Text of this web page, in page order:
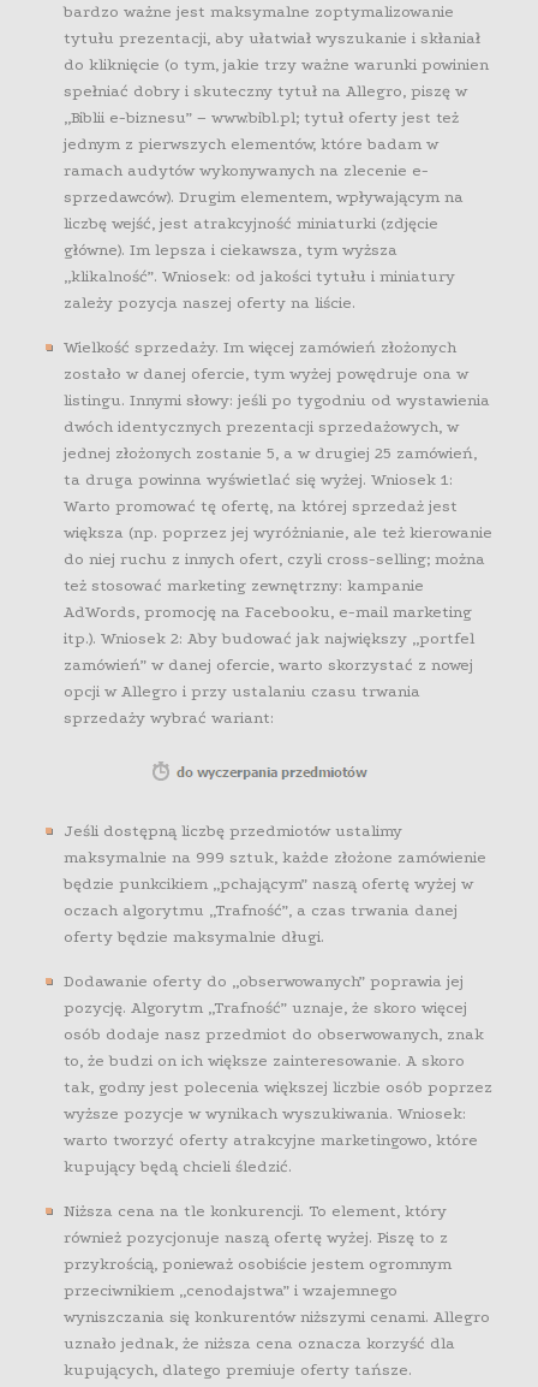
bardzo ważne jest maksymalne zoptymalizowanie
tytułu prezentacji, aby ułatwiał wyszukanie i skłaniał
do kliknięcie (o tym, jakie trzy ważne warunki powinien
spełniać dobry i skuteczny tytuł na Allegro, piszę w
„Biblii e-biznesu” – www.bibl.pl; tytuł oferty jest też
jednym z pierwszych elementów, które badam w
ramach audytów wykonywanych na zlecenie e-
sprzedawców). Drugim elementem, wpływającym na
liczbę wejść, jest atrakcyjność miniaturki (zdjęcie
główne). Im lepsza i ciekawsza, tym wyższa
„klikalność”. Wniosek: od jakości tytułu i miniatury
zależy pozycja naszej oferty na liście.
Wielkość sprzedaży. Im więcej zamówień złożonych
zostało w danej ofercie, tym wyżej powędruje ona w
listingu. Innymi słowy: jeśli po tygodniu od wystawienia
dwóch identycznych prezentacji sprzedażowych, w
jednej złożonych zostanie 5, a w drugiej 25 zamówień,
ta druga powinna wyświetlać się wyżej. Wniosek 1:
Warto promować tę ofertę, na której sprzedaż jest
większa (np. poprzez jej wyróżnianie, ale też kierowanie
do niej ruchu z innych ofert, czyli cross-selling; można
też stosować marketing zewnętrzny: kampanie
AdWords, promocję na Facebooku, e-mail marketing
itp.). Wniosek 2: Aby budować jak największy „portfel
zamówień” w danej ofercie, warto skorzystać z nowej
opcji w Allegro i przy ustalaniu czasu trwania
sprzedaży wybrać wariant:
Jeśli dostępną liczbę przedmiotów ustalimy
maksymalnie na 999 sztuk, każde złożone zamówienie
będzie punkcikiem „pchającym” naszą ofertę wyżej w
oczach algorytmu „Trafność”, a czas trwania danej
oferty będzie maksymalnie długi.
Dodawanie oferty do „obserwowanych” poprawia jej
pozycję. Algorytm „Trafność” uznaje, że skoro więcej
osób dodaje nasz przedmiot do obserwowanych, znak
to, że budzi on ich większe zainteresowanie. A skoro
tak, godny jest polecenia większej liczbie osób poprzez
wyższe pozycje w wynikach wyszukiwania. Wniosek:
warto tworzyć oferty atrakcyjne marketingowo, które
kupujący będą chcieli śledzić.
Niższa cena na tle konkurencji. To element, który
również pozycjonuje naszą ofertę wyżej. Piszę to z
przykrością, ponieważ osobiście jestem ogromnym
przeciwnikiem „cenodajstwa” i wzajemnego
wyniszczania się konkurentów niższymi cenami. Allegro
uznało jednak, że niższa cena oznacza korzyść dla
kupujących, dlatego premiuje oferty tańsze.